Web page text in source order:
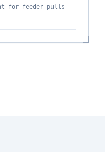
for feeder pulls